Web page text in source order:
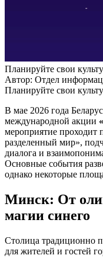
Планируйте свои
Автор: Отдел
Планируйте свои
В мае 2026 года
международной акции
мероприятие
разделенный мир»,
диалога и
Основные события
однако некоторые
Минск: От
магии синего
Столица традиционно
для жителей и гостей